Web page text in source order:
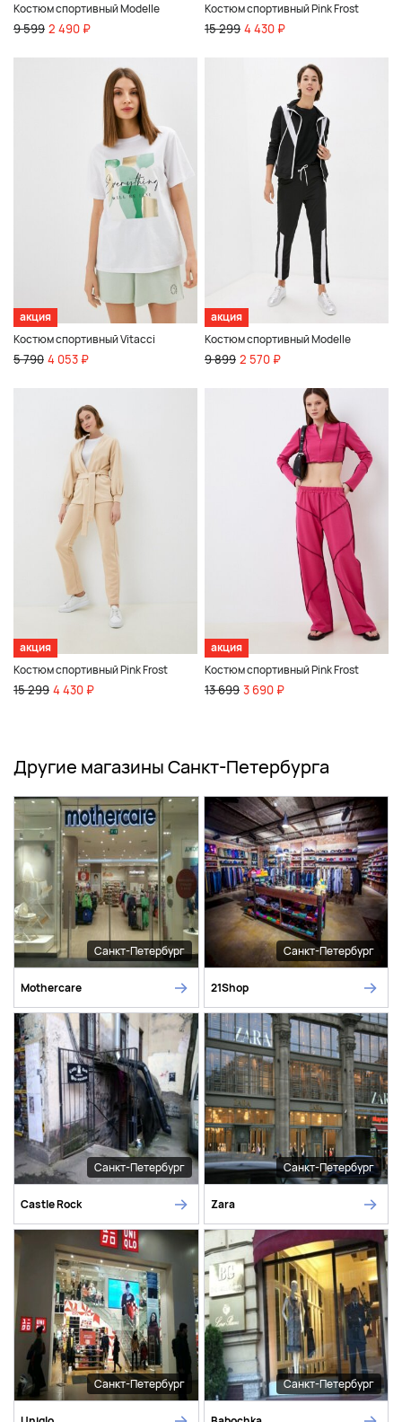
Костюм спортивный Modelle
9 599 2 490 ₽
Костюм спортивный Pink Frost
15 299 4 430 ₽
акция
Костюм спортивный Vitacci
5 790 4 053 ₽
акция
Костюм спортивный Modelle
9 899 2 570 ₽
акция
Костюм спортивный Pink Frost
15 299 4 430 ₽
акция
Костюм спортивный Pink Frost
13 699 3 690 ₽
Другие магазины Санкт-Петербурга
Санкт-Петербург
Mothercare
Санкт-Петербург
21Shop
Санкт-Петербург
Castle Rock
Санкт-Петербург
Zara
Санкт-Петербург Санкт-Петербург